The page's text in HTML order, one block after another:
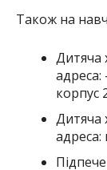
Також на
Дитяча
адреса:
корпус
Дитяча
адреса: